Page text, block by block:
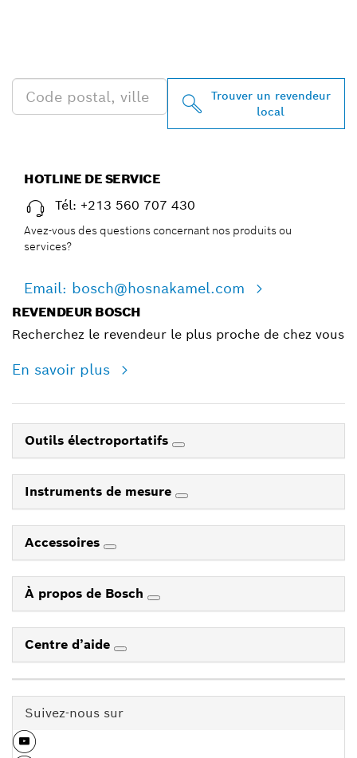
Trouver un revendeur
local
HOTLINE DE SERVICE
Tél: +213 560 707 430
Avez-vous des questions concernant nos produits ou
services?
Email: bosch@hosnakamel.com
REVENDEUR BOSCH
Recherchez le revendeur le plus proche de chez vous
En savoir plus
Outils électroportatifs
Instruments de mesure
Accessoires
À propos de Bosch
Centre d’aide
Suivez-nous sur